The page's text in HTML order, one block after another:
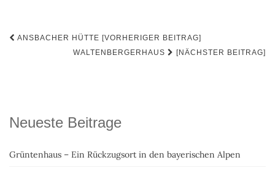
Beitrags-
Navigation
ANSBACHER HÜTTE [VORHERIGER BEITRAG]
WALTENBERGERHAUS
[NÄCHSTER BEITRAG]
Neueste Beitrage
Grüntenhaus – Ein Rückzugsort in den bayerischen Alpen